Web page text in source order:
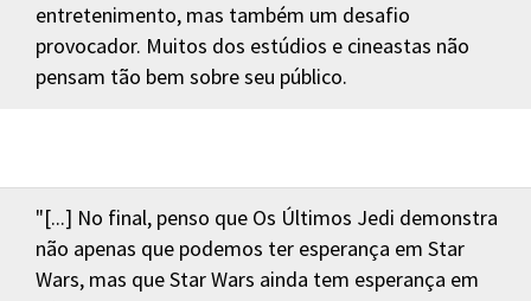
entretenimento, mas também um desafio
provocador. Muitos dos estúdios e cineastas não
pensam tão bem sobre seu público.
"[...] No final, penso que Os Últimos Jedi demonstra
não apenas que podemos ter esperança em Star
Wars, mas que Star Wars ainda tem esperança em